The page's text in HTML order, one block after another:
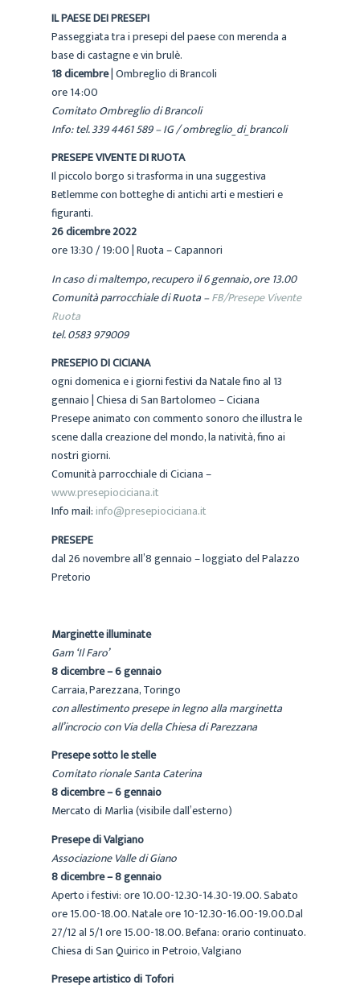
IL PAESE DEI PRESEPI
Passeggiata tra i presepi del paese con merenda a
base di castagne e vin brulè.
18 dicembre| Ombreglio di Brancoli
ore 14:00
Comitato Ombreglio di Brancoli
Info: tel. 339 4461 589 – IG / ombreglio_di_brancoli
PRESEPE VIVENTE DI RUOTA
Il piccolo borgo si trasforma in una suggestiva
Betlemme con botteghe di antichi arti e mestieri e
figuranti.
26 dicembre 2022
ore 13:30 / 19:00 | Ruota – Capannori
In caso di maltempo, recupero il 6 gennaio, ore 13.00
Comunità parrocchiale di Ruota –FB/Presepe Vivente
Ruota
tel. 0583 979009
PRESEPIO DI CICIANA
ogni domenica e i giorni festivi da Natale fino al 13
gennaio | Chiesa di San Bartolomeo – Ciciana
Presepe animato con commento sonoro che illustra le
scene dalla creazione del mondo, la natività, fino ai
nostri giorni.
Comunità parrocchiale di Ciciana –
www.presepiociciana.it
Info mail:info@presepiociciana.it
PRESEPE
dal 26 novembre all’8 gennaio – loggiato del Palazzo
Pretorio
Marginette illuminate
Gam ‘Il Faro’
8 dicembre – 6 gennaio
Carraia, Parezzana, Toringo
con allestimento presepe in legno alla marginetta
all’incrocio con Via della Chiesa di Parezzana
Presepe sotto le stelle
Comitato rionale Santa Caterina
8 dicembre – 6 gennaio
Mercato di Marlia (visibile dall’esterno)
Presepe di Valgiano
Associazione Valle di Giano
8 dicembre – 8 gennaio
Aperto i festivi: ore 10.00-12.30-14.30-19.00. Sabato
ore 15.00-18.00. Natale ore 10-12.30-16.00-19.00.Dal
27/12 al 5/1 ore 15.00-18.00. Befana: orario continuato.
Chiesa di San Quirico in Petroio, Valgiano
Presepe artistico di Tofori